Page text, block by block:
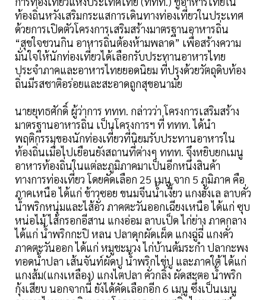
ท้องถิ่นหวังเสริมกระแสการเดินทางท่องเที่ยวในประเทศ
ด้วยการเปิดตัวโครงการเสริมสร้างมาตรฐานอาหารถิ่น
“สุขใจชวนกิน อาหารถิ่นต้องห้ามพลาด” เพื่อสร้างความ
มั่นใจให้นักท่องเที่ยวได้เลือกรับประทานอาหารไทย
ประจำภาคและอาหารไทยยอดนิยม ที่ปรุงด้วยวัตถุดิบท้อง
ถิ่นมีรสชาติอร่อยและสะอาดถูกสุขอนามัย
นายยุทธศักดิ์ ผู้ว่าการ ททท. กล่าวว่า โครงการเสริมสร้าง
มาตรฐานอาหารถิ่น เป็นโครงการฯ ที่ ททท. ได้นำ
พฤติกรรมของนักท่องเที่ยวที่นิยมรับประทานอาหารใน
ท้องถิ่นเมื่อไปเยือนยังสถานที่ต่างๆ ททท. จึงหยิบยกเมนู
อาหารท้องถิ่นในแต่ละภูมิภาคมาเป็นอีกหนึ่งสินค้า
ทางการท่องเที่ยว โดยคัดเลือก 25 เมนู จาก 5 ภูมิภาค คือ
ภาคเหนือ ได้แก่ ข้าวซอย ขนมจีนน้ำเงี้ยว แกงฮังเล ลาบคั่ว
น้ำพริกหนุ่มและไส้อั่ว ภาคตะวันออกเฉียงเหนือ ได้แก่ ซุบ
หน่อไม้ ไส้กรอกอีสาน แกงอ่อม ลาบเป็ด ไก่ย่าง ภาคกลาง
ได้แก่ น้ำพริกกะปิ หลน ปลาดุกผัดเผ็ด แกงฉู่ฉี่ แกงคั่ว
ภาคตะวันออก ได้แก่ หมูชะมวง ไก่บ้านต้มระกำ ปลากะพง
ทอดน้ำปลา เส้นจันท์ผัดปู น้ำพริกไข่ปู และภาคใต้ ได้แก่
แกงส้ม(แกงเหลือง) แกงไตปลา คั่วกลิ้ง ผัดสะตอ น้ำพริก
กุ้งเสียบ นอกจากนี้ ยังได้คัดเลือกอีก 6 เมนู ซึ่งเป็นเมนู